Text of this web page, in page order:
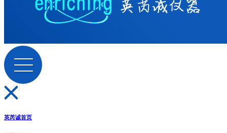
英芮诚首页